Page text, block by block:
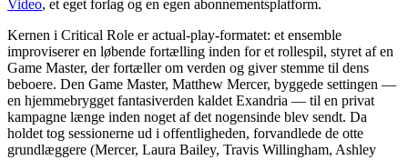
Video, et eget forlag og en egen abonnementsplatform.
Kernen i Critical Role er actual-play-formatet: et ensemble
improviserer en løbende fortælling inden for et rollespil, styret af en
Game Master, der fortæller om verden og giver stemme til dens
beboere. Den Game Master, Matthew Mercer, byggede settingen —
en hjemmebrygget fantasiverden kaldet Exandria — til en privat
kampagne længe inden noget af det nogensinde blev sendt. Da
holdet tog sessionerne ud i offentligheden, forvandlede de otte
grundlæggere (Mercer, Laura Bailey, Travis Willingham, Ashley